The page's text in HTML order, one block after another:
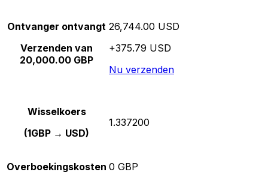
Ontvanger ontvangt
Verzenden van
20,000.00 GBP
26,744.00 USD
+375.79 USD
Nu verzenden
Wisselkoers
(1GBP → USD)
1.337200
Overboekingskosten 0 GBP